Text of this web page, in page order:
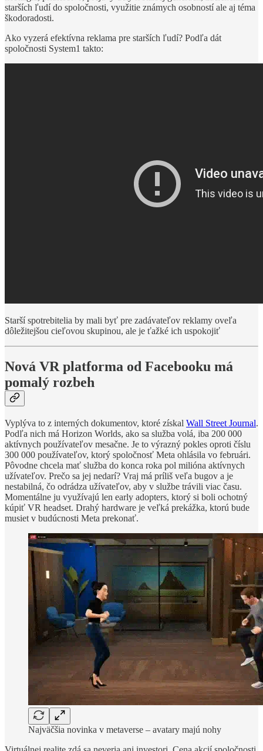
starších ľudí do spoločnosti, využitie známych osobností ale aj téma
škodoradosti.
Ako vyzerá efektívna reklama pre starších ľudí? Podľa dát
spoločnosti System1 takto:
Starší spotrebitelia by mali byť pre zadávateľov reklamy oveľa
dôležitejšou cieľovou skupinou, ale je ťažké ich uspokojiť
Nová VR platforma od Facebooku má
pomalý rozbeh
Vyplýva to z interných dokumentov, ktoré získal Wall Street Journal.
Podľa nich má Horizon Worlds, ako sa služba volá, iba 200 000
aktívnych používateľov mesačne. Je to výrazný pokles oproti číslu
300 000 používateľov, ktorý spoločnosť Meta ohlásila vo februári.
Pôvodne chcela mať služba do konca roka pol milióna aktívnych
užívateľov. Prečo sa jej nedarí? Vraj má príliš veľa bugov a je
nestabilná, čo odrádza užívateľov, aby v službe trávili viac času.
Momentálne ju využívajú len early adopters, ktorý si boli ochotný
kúpiť VR headset. Drahý hardware je veľká prekážka, ktorú bude
musiet v budúcnosti Meta prekonať.
Najväčšia novinka v metaverse – avatary majú nohy